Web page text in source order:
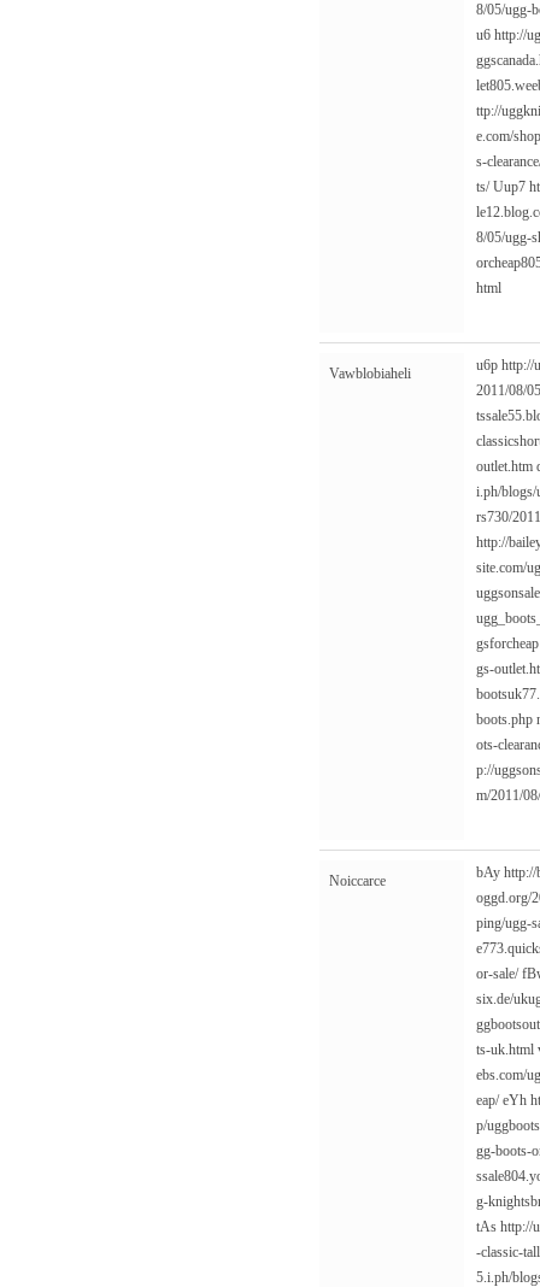
8/05/ugg-
u6 http://
ttp://
e.com/
s-
ts/Uup7
8/05/ugg-
html
Vawblobiaheli u6p http://
2011/08/
outlet.htm
i.ph/blogs/
rs730/
http://
site.com/
gs-
boots.php
ots-
p://
m/2011/
Noiccarce bAy http://
oggd.org/
ping/ugg-
or-sale/
six.de/
ts-uk.html
ebs.com/
eap/eYh
p/
gg-boots-
g-
tAs http://
-classic-
5.i.ph/